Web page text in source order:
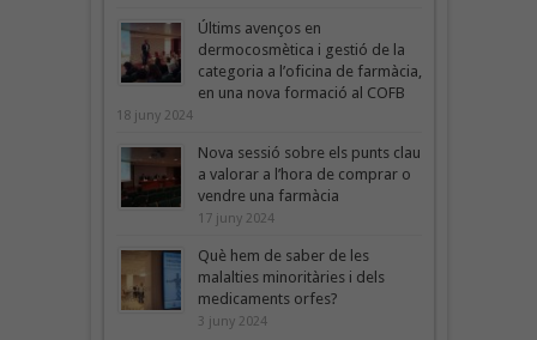
Últims avenços en
dermocosmètica i gestió de la
categoria a l’oficina de farmàcia,
en una nova formació al COFB
18 juny 2024
Nova sessió sobre els punts clau
a valorar a l’hora de comprar o
vendre una farmàcia
17 juny 2024
Què hem de saber de les
malalties minoritàries i dels
medicaments orfes?
3 juny 2024